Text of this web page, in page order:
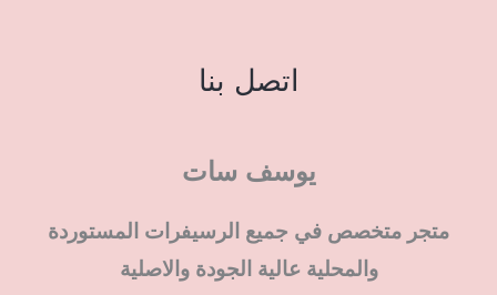
اتصل بنا
يوسف سات
متجر متخصص في جميع الرسيفرات المستوردة
والمحلية عالية الجودة والاصلية